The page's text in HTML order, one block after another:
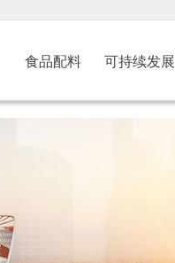
食品配料 可持续发展